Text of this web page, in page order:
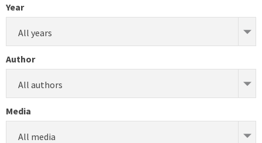
Year
All years
Author
All authors
Media
All media